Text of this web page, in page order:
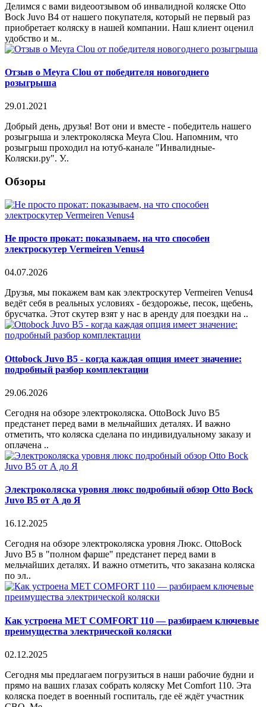
Делимся с вами видеоотзывом об инвалидной коляске Otto
Bock Juvo B4 от нашего покупателя, который не первый раз
приобретает коляску в нашей компании. Наш клиент оценил
удобство и м..
Отзыв о Meyra Clou от победителя новогоднего
розыгрыша
29.01.2021
Добрый день, друзья! Вот они и вместе - победитель нашего
розыгрыша и электроколяска Meyra Clou. Напомним, что
розыгрыш проходил на ютуб-канале "Инвалидные-
Коляски.ру". У..
Обзоры
Не просто прокат: показываем, на что способен
электроскутер Vermeiren Venus4
04.07.2026
Друзья, мы покажем вам как электроскутер Vermeiren Venus4
ведёт себя в реальных условиях - бездорожье, песок, щебень,
брусчатка. Этот скутер взят у нас в аренду для поездки на ..
Ottobock Juvo B5 - когда каждая опция имеет значение:
подробный разбор комплектации
29.06.2026
Сегодня на обзоре электроколяска. OttoBock Juvo B5
предстанет перед вами в мельчайших деталях. И важно
отметить, что коляска сделана по индивидуальному заказу и
оплачена ..
Электроколяска уровня люкс подробный обзор Otto Bock
Juvo B5 от А до Я
16.12.2025
Сегодня на обзоре электроколяска уровня Люкс. OttoBock
Juvo B5 в "полном фарше" предстанет перед вами в
мельчайших деталях. И важно отметить, что заказана коляска
по эл..
Как устроена MET COMFORT 110 — разбираем ключевые
преимущества электрической коляски
02.12.2025
Сегодня мы предлагаем погрузиться в наши рабочие будни и
прямо на ваших глазах собрать коляску Met Comfort 110. Эта
коляска поедет в военный госпиталь, где её ждёт участник